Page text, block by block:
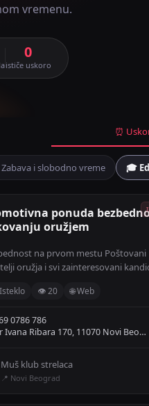
vremenu.
0
ističe uskoro
⏰
Zabava i slobodno vreme 🎓
ponuda
oružjem
na prvom mestu Poštovani
oružja i svi zainteresovani
vatrenim oružjem, Klub
unapređenja bezbednosne kulture i
znanja među širokom streljačkom
👁 20 🌐 Web
0786 786
Ivana Ribara 170, 11070 Novi Beo…
Muš klub strelaca
📍 Novi Beograd